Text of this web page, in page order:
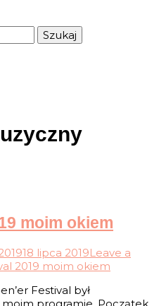
moim okiem
18 lipca 2019Leave a
2019 moim okiem
Festival był
programie. Początek